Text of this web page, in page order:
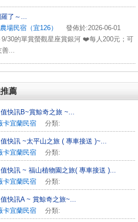
了～...
場民宿（宜126）
發佈於:2026-06-01
30的單賞螢觀星座賞銀河 ❤️每人200元；可
善...
薦
快訊B~賞鯨奇之旅 ~...
卡宜蘭民宿 分類:
快訊 ~太平山之旅 ( 專車接送 )~...
卡宜蘭民宿 分類:
快訊 ~ 福山植物園之旅( 專車接送 )...
卡宜蘭民宿 分類:
快訊A ~ 賞鯨奇之旅~...
卡宜蘭民宿 分類: